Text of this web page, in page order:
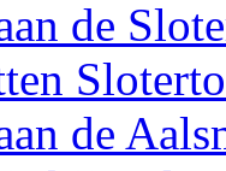
de
de